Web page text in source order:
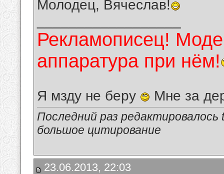
Молодец, Вячеслав!
Рекламописец!
аппаратура при нём!
Я мзду не беру Мне за
Последний раз
большое цитирование
23.06.2013, 22:03